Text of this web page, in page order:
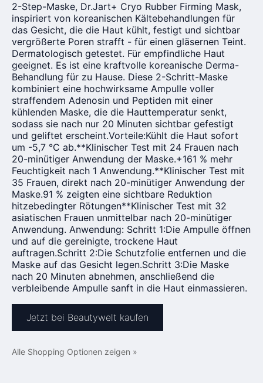
2-Step-Maske, Dr.Jart+ Cryo Rubber Firming Mask,
inspiriert von koreanischen Kältebehandlungen für
das Gesicht, die die Haut kühlt, festigt und sichtbar
vergrößerte Poren strafft - für einen gläsernen Teint.
Dermatologisch getestet. Für empfindliche Haut
geeignet. Es ist eine kraftvolle koreanische Derma-
Behandlung für zu Hause. Diese 2-Schritt-Maske
kombiniert eine hochwirksame Ampulle voller
straffendem Adenosin und Peptiden mit einer
kühlenden Maske, die die Hauttemperatur senkt,
sodass sie nach nur 20 Minuten sichtbar gefestigt
und geliftet erscheint.Vorteile:Kühlt die Haut sofort
um -5,7 °C ab.**Klinischer Test mit 24 Frauen nach
20-minütiger Anwendung der Maske.+161 % mehr
Feuchtigkeit nach 1 Anwendung.**Klinischer Test mit
35 Frauen, direkt nach 20-minütiger Anwendung der
Maske.91 % zeigten eine sichtbare Reduktion
hitzebedingter Rötungen**Klinischer Test mit 32
asiatischen Frauen unmittelbar nach 20-minütiger
Anwendung. Anwendung: Schritt 1:Die Ampulle öffnen
und auf die gereinigte, trockene Haut
auftragen.Schritt 2:Die Schutzfolie entfernen und die
Maske auf das Gesicht legen.Schritt 3:Die Maske
nach 20 Minuten abnehmen, anschließend die
verbleibende Ampulle sanft in die Haut einmassieren.
Jetzt bei Beautywelt kaufen
Alle Shopping Optionen zeigen »